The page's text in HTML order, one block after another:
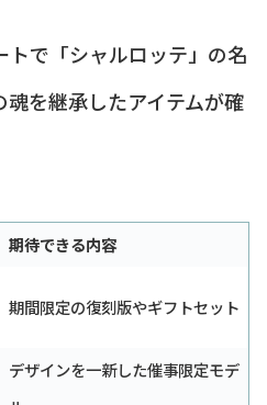
で「シャルロッテ」の名
を継承したアイテムが確
期待できる内容
期間限定の復刻版やギフトセット
デザインを一新した催事限定モデ